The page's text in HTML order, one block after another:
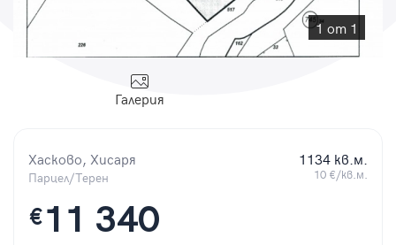
1 от 1
Галерия
Хасково, Хисаря
Парцел/Терен
1134 кв.м.
10 €/кв.м.
€11 340
Парола
Регистрация